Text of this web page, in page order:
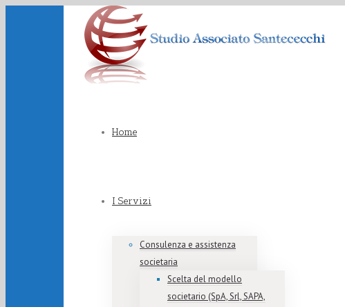
Home
I Servizi
Consulenza e assistenza
societaria
Scelta del modello
societario (SpA, Srl, SAPA,